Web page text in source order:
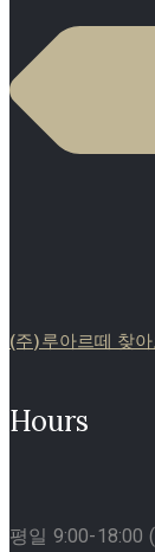
(주)루아르떼 찾
Hours
평일 9:00-18:00